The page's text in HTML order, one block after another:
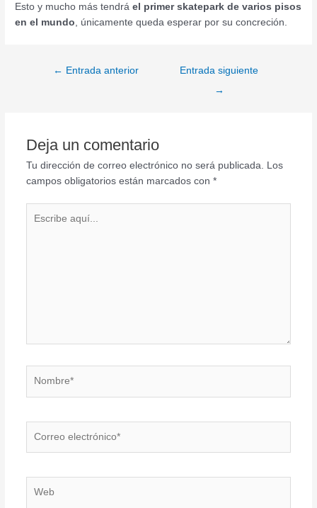
Esto y mucho más tendráel primer skatepark de varios pisos
en el mundo , únicamente queda esperar por su concreción.
← Entrada anterior
Entrada siguiente
→
Deja un comentario
Tu dirección de correo electrónico no será publicada.
Los
campos obligatorios están marcados con *
electrónico*